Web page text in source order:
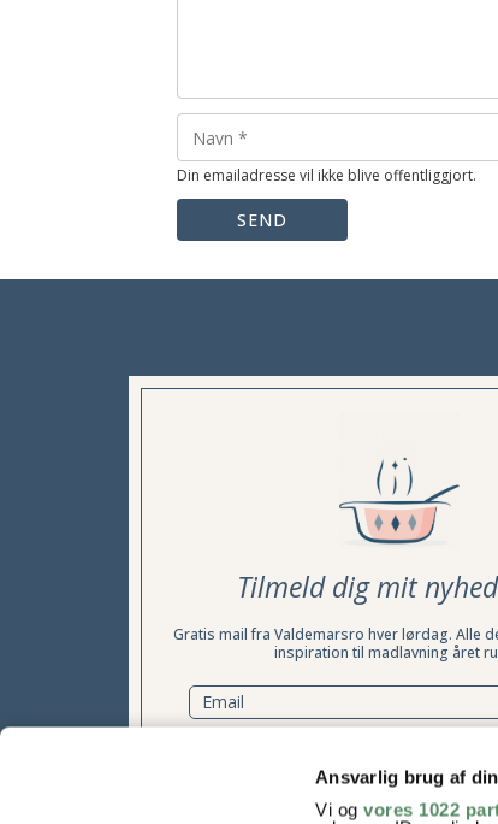
Ansvarlig brug af
Vi ogvores 1022
Din emailadresse vil ikke blive offentliggjort.
SEND
Tilmeld dig mit
Gratis mail fra Valdemarsro hver lørdag. Alle
inspiration til madlavning året